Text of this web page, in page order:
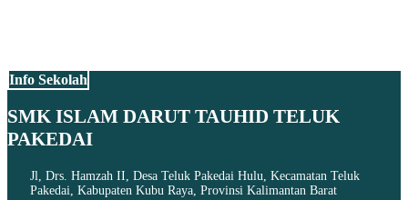
Info Sekolah
SMK ISLAM DARUT TAUHID TELUK
PAKEDAI
Jl, Drs. Hamzah II, Desa Teluk Pakedai Hulu, Kecamatan Teluk
Pakedai, Kabupaten Kubu Raya, Provinsi Kalimantan Barat